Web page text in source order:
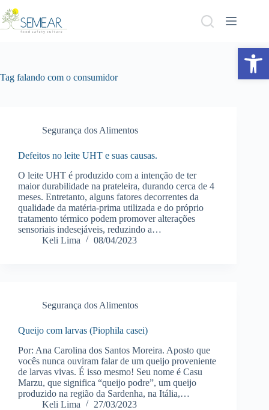
Abrir a barra de ferramentas
Tag falando com o consumidor
Segurança dos Alimentos
Defeitos no leite UHT e suas causas.
O leite UHT é produzido com a intenção de ter
maior durabilidade na prateleira, durando cerca de 4
meses. Entretanto, alguns fatores decorrentes da
qualidade da matéria-prima utilizada e do próprio
tratamento térmico podem promover alterações
sensoriais indesejáveis, reduzindo a…
Keli Lima
08/04/2023
Segurança dos Alimentos
Queijo com larvas (Piophila casei)
Por: Ana Carolina dos Santos Moreira. Aposto que
vocês nunca ouviram falar de um queijo proveniente
de larvas vivas. É isso mesmo! Seu nome é Casu
Marzu, que significa “queijo podre”, um queijo
produzido na região da Sardenha, na Itália,…
Keli Lima
27/03/2023